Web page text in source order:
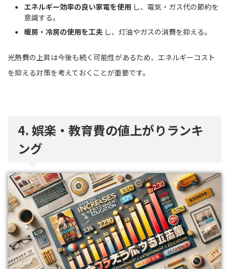
エネルギー効率の良い家電を使用 し、電気・ガス代の節約を
意識する。
暖房・冷房の使用を工夫 し、灯油やガスの消費を抑える。
光熱費の上昇は今後も続く可能性があるため、エネルギーコスト
を抑える対策を考えておくことが重要です。
4. 娯楽・教育費の値上がりランキ
ング